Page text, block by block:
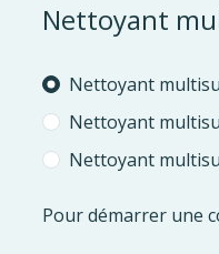
Nettoyant
Please select
Nettoyant
Nettoyant
Nettoyant
Pour démarrer une